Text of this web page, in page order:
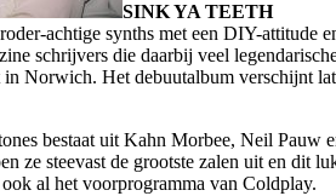
SINK YA TEETH
achtige synths met een DIY-attitude
schrijvers die daarbij veel
in Norwich. Het debuutalbum verschijnt
bestaat uit Kahn Morbee, Neil Pauw
ze steevast de grootste zalen uit en dit
al het voorprogramma van Coldplay.